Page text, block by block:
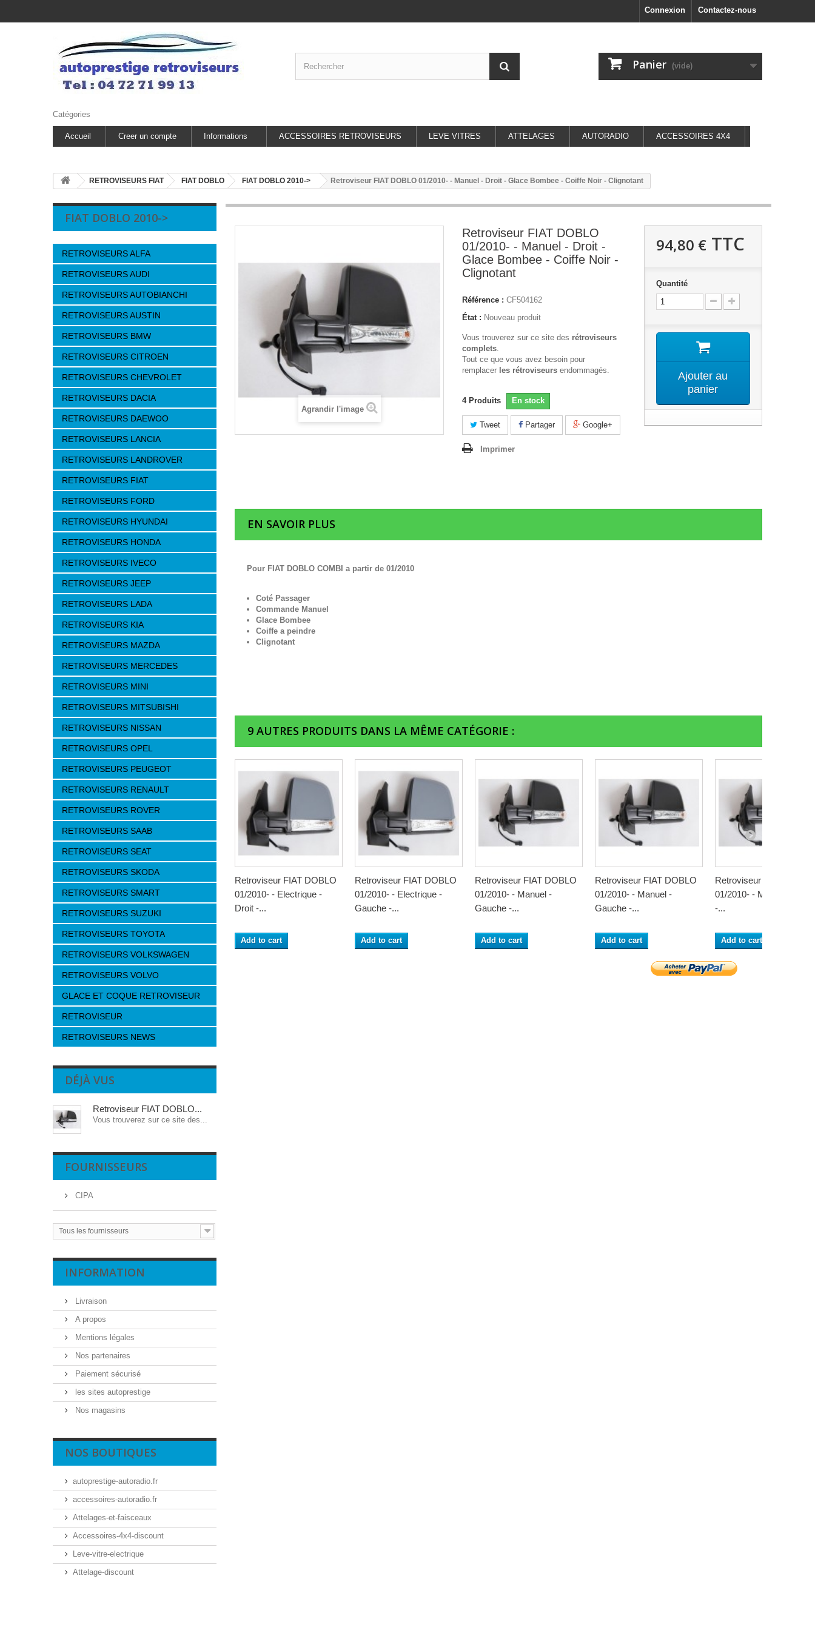
Contactez-nous
Connexion
Panier (vide)
Catégories
Accueil Creer un compte Informations ACCESSOIRES RETROVISEURS LEVE VITRES ATTELAGES AUTORADIO ACCESSOIRES 4X4
RETROVISEURS FIAT FIAT DOBLO FIAT DOBLO 2010-> Retroviseur FIAT DOBLO 01/2010- - Manuel - Droit - Glace Bombee - Coiffe Noir - Clignotant
FIAT DOBLO 2010->
RETROVISEURS ALFA
RETROVISEURS AUDI
RETROVISEURS AUTOBIANCHI
RETROVISEURS AUSTIN
RETROVISEURS BMW
RETROVISEURS CITROEN
RETROVISEURS CHEVROLET
RETROVISEURS DACIA
RETROVISEURS DAEWOO
RETROVISEURS LANCIA
RETROVISEURS LANDROVER
RETROVISEURS FIAT
RETROVISEURS FORD
RETROVISEURS HYUNDAI
RETROVISEURS HONDA
RETROVISEURS IVECO
RETROVISEURS JEEP
RETROVISEURS LADA
RETROVISEURS KIA
RETROVISEURS MAZDA
RETROVISEURS MERCEDES
RETROVISEURS MINI
RETROVISEURS MITSUBISHI
RETROVISEURS NISSAN
RETROVISEURS OPEL
RETROVISEURS PEUGEOT
RETROVISEURS RENAULT
RETROVISEURS ROVER
RETROVISEURS SAAB
RETROVISEURS SEAT
RETROVISEURS SKODA
RETROVISEURS SMART
RETROVISEURS SUZUKI
RETROVISEURS TOYOTA
RETROVISEURS VOLKSWAGEN
RETROVISEURS VOLVO
GLACE ET COQUE RETROVISEUR
RETROVISEUR
RETROVISEURS NEWS
DÉJÀ VUS
Retroviseur FIAT DOBLO...
Vous trouverez sur ce site des...
FOURNISSEURS
CIPA
Tous les fournisseurs
INFORMATION
Livraison
A propos
Mentions légales
Nos partenaires
Paiement sécurisé
les sites autoprestige
Nos magasins
NOS BOUTIQUES
autoprestige-autoradio.fr
accessoires-autoradio.fr
Attelages-et-faisceaux
Accessoires-4x4-discount
Leve-vitre-electrique
Attelage-discount
Agrandir l'image
Retroviseur FIAT DOBLO
01/2010- - Manuel - Droit -
Glace Bombee - Coiffe Noir -
Clignotant
Référence : CF504162
État : Nouveau produit
Vous trouverez sur ce site des rétroviseurs
complets.
Tout ce que vous avez besoin pour
remplacer les rétroviseurs endommagés.
4 Produits En stock
Tweet Partager Google+
Imprimer
94,80 €TTC
Quantité
Ajouter au
panier
EN SAVOIR PLUS
Pour FIAT DOBLO COMBI a partir de 01/2010
Coté Passager
Commande Manuel
Glace Bombee
Coiffe a peindre
Clignotant
9 AUTRES PRODUITS DANS LA MÊME CATÉGORIE :
Retroviseur FIAT DOBLO
01/2010- - Electrique -
Droit -...
Add to cart
Retroviseur FIAT DOBLO
01/2010- - Electrique -
Gauche -...
Add to cart
Retroviseur FIAT DOBLO
01/2010- - Manuel -
Gauche -...
Add to cart
Retroviseur FIAT DOBLO
01/2010- - Manuel -
Gauche -...
Add to cart
Retroviseur FIAT
01/2010- - Manuel - Droit
-...
Add to cart